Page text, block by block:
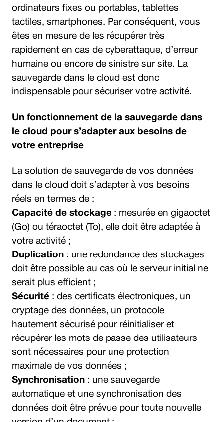
ordinateurs fixes ou portables, tablettes
tactiles, smartphones. Par conséquent, vous
êtes en mesure de les récupérer très
rapidement en cas de cyberattaque, d’erreur
humaine ou encore de sinistre sur site. La
sauvegarde dans le cloud est donc
indispensable pour sécuriser votre activité.
Un fonctionnement de la sauvegarde dans
le cloud pour s’adapter aux besoins de
votre entreprise
La solution de sauvegarde de vos données
dans le cloud doit s’adapter à vos besoins
réels en termes de :
Capacité de stockage: mesurée en gigaoctet
(Go) ou téraoctet (To), elle doit être adaptée à
votre activité ;
Duplication: une redondance des stockages
doit être possible au cas où le serveur initial ne
serait plus efficient ;
Sécurité: des certificats électroniques, un
cryptage des données, un protocole
hautement sécurisé pour réinitialiser et
récupérer les mots de passe des utilisateurs
sont nécessaires pour une protection
maximale de vos données ;
Synchronisation: une sauvegarde
automatique et une synchronisation des
données doit être prévue pour toute nouvelle